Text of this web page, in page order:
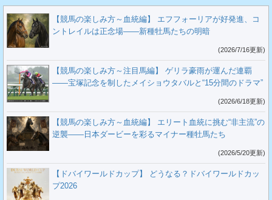
【競馬の楽しみ方～血統編】 エフフォーリアが好発進、コ
ントレイルは正念場――新種牡馬たちの明暗
(2026/7/16更新)
【競馬の楽しみ方～注目馬編】 ゲリラ豪雨が運んだ連覇
――宝塚記念を制したメイショウタバルと“15分間のドラマ”
(2026/6/18更新)
【競馬の楽しみ方～血統編】 エリート血統に挑む“非主流”の
逆襲――日本ダービーを彩るマイナー種牡馬たち
(2026/5/20更新)
【ドバイワールドカップ】 どうなる？ドバイワールドカッ
プ2026